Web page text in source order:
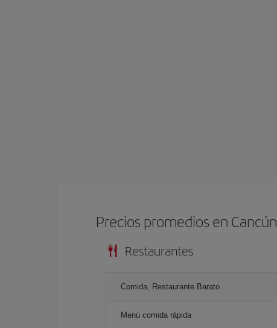
Precios promedios en Cancún
Restaurantes
Comida, Restaurante Barato
Menú comida rápida